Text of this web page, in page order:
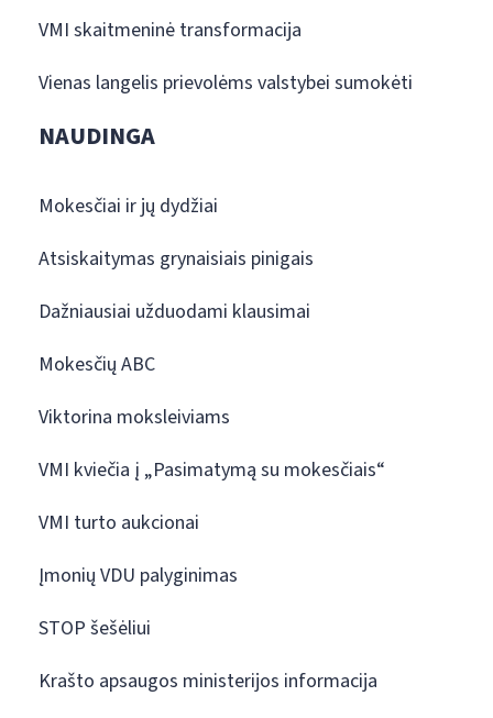
VMI skaitmeninė transformacija
Vienas langelis prievolėms valstybei sumokėti
NAUDINGA
Mokesčiai ir jų dydžiai
Atsiskaitymas grynaisiais pinigais
Dažniausiai užduodami klausimai
Mokesčių ABC
Viktorina moksleiviams
VMI kviečia į „Pasimatymą su mokesčiais“
VMI turto aukcionai
Įmonių VDU palyginimas
STOP šešėliui
Krašto apsaugos ministerijos informacija